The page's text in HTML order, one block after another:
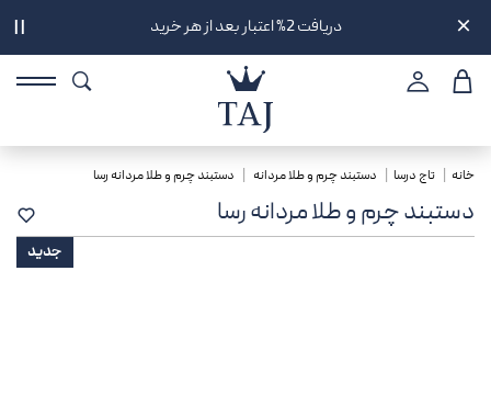
دریافت 2% اعتبار بعد از هر خرید
خانه تاج درسا دستبند چرم و طلا مردانه دستبند چرم و طلا مردانه رسا
دستبند چرم و طلا مردانه رسا
جدید